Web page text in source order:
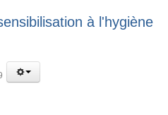
à l'hygiène